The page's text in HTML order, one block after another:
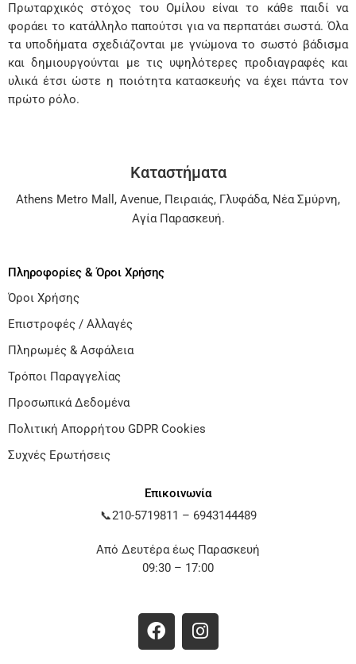
Πρωταρχικός στόχος του Ομίλου είναι το κάθε παιδί να
φοράει το κατάλληλο παπούτσι για να περπατάει σωστά. Όλα
τα υποδήματα σχεδιάζονται με γνώμονα το σωστό βάδισμα
και δημιουργούνται με τις υψηλότερες προδιαγραφές και
υλικά έτσι ώστε η ποιότητα κατασκευής να έχει πάντα τον
πρώτο ρόλο.
Καταστήματα
Athens Metro Mall , Avenue, Πειραιάς, Γλυφάδα, Νέα Σμύρνη,
Αγία Παρασκευή.
Πληροφορίες & Όροι Χρήσης
Όροι Χρήσης
Επιστροφές / Αλλαγές
Πληρωμές & Ασφάλεια
Τρόποι Παραγγελίας
Προσωπικά Δεδομένα
Πολιτική Απορρήτου GDPR Cookies
Συχνές Ερωτήσεις
Επικοινωνία
📞210-5719811 – 6943144489
Από Δευτέρα έως Παρασκευή
09:30 – 17:00